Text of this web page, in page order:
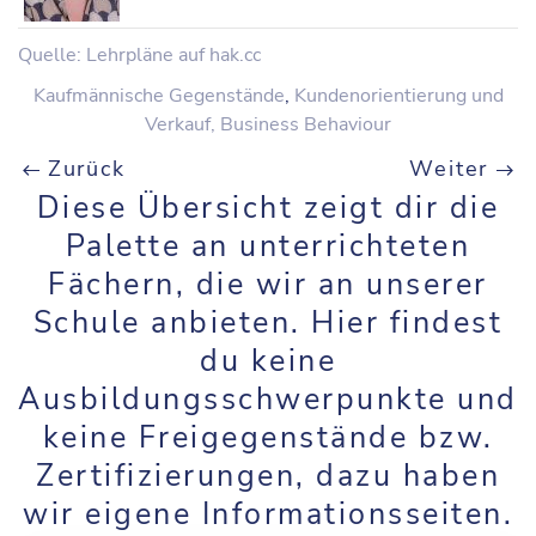
Quelle: Lehrpläne auf hak.cc
Kaufmännische Gegenstände, Kundenorientierung und
Verkauf, Business Behaviour
Zurück Weiter
Diese Übersicht zeigt dir die
Palette an unterrichteten
Fächern, die wir an unserer
Schule anbieten. Hier findest
du keine
Ausbildungsschwerpunkte und
keine Freigegenstände bzw.
Zertifizierungen, dazu haben
wir eigene Informationsseiten.